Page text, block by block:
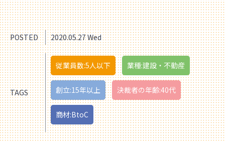
POSTED 2020.05.27 Wed
TAGS
従業員数:5人以下 業種:建設・不動産
創立:15年以上 決裁者の年齢:40代
商材:BtoC